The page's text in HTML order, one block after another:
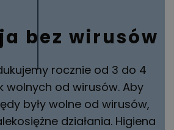
bez wirusów
rocznie od 3 do 4
wolnych od wirusów. Aby
były wolne od wirusów,
działania. Higiena